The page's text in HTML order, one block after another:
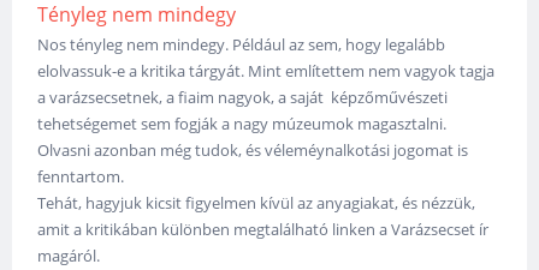
Tényleg nem mindegy
Nos tényleg nem mindegy. Például az sem, hogy legalább
elolvassuk-e a kritika tárgyát. Mint említettem nem vagyok tagja
a varázsecsetnek, a fiaim nagyok, a saját képzőművészeti
tehetségemet sem fogják a nagy múzeumok magasztalni.
Olvasni azonban még tudok, és véleméynalkotási jogomat is
fenntartom.
Tehát, hagyjuk kicsit figyelmen kívül az anyagiakat, és nézzük,
amit a kritikában különben megtalálható linken a Varázsecset ír
magáról.